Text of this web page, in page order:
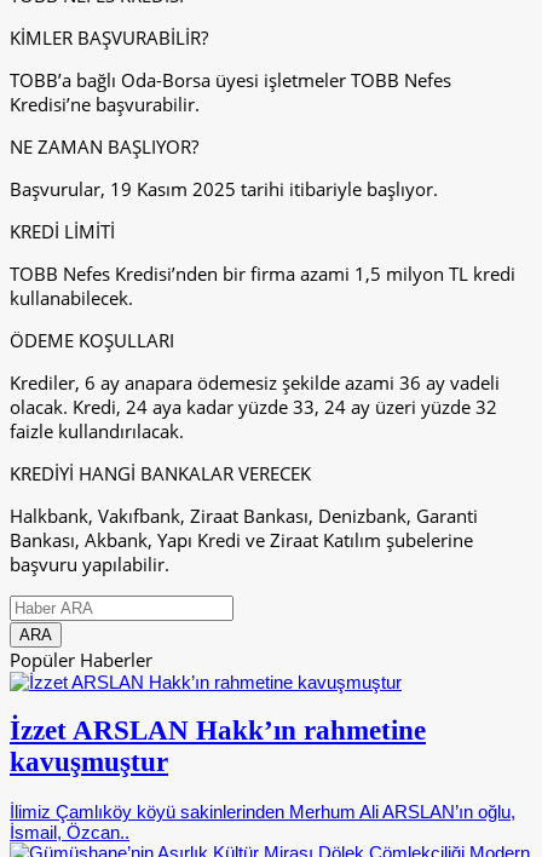
KİMLER BAŞVURABİLİR?
TOBB’a bağlı Oda-Borsa üyesi işletmeler TOBB Nefes
Kredisi’ne başvurabilir.
NE ZAMAN BAŞLIYOR?
Başvurular, 19 Kasım 2025 tarihi itibariyle başlıyor.
KREDİ LİMİTİ
TOBB Nefes Kredisi’nden bir firma azami 1,5 milyon TL kredi
kullanabilecek.
ÖDEME KOŞULLARI
Krediler, 6 ay anapara ödemesiz şekilde azami 36 ay vadeli
olacak. Kredi, 24 aya kadar yüzde 33, 24 ay üzeri yüzde 32
faizle kullandırılacak.
KREDİYİ HANGİ BANKALAR VERECEK
Halkbank, Vakıfbank, Ziraat Bankası, Denizbank, Garanti
Bankası, Akbank, Yapı Kredi ve Ziraat Katılım şubelerine
başvuru yapılabilir.
Popüler Haberler
İzzet ARSLAN Hakk’ın rahmetine
kavuşmuştur
İlimiz Çamlıköy köyü sakinlerinden Merhum Ali ARSLAN’ın oğlu,
İsmail, Özcan..